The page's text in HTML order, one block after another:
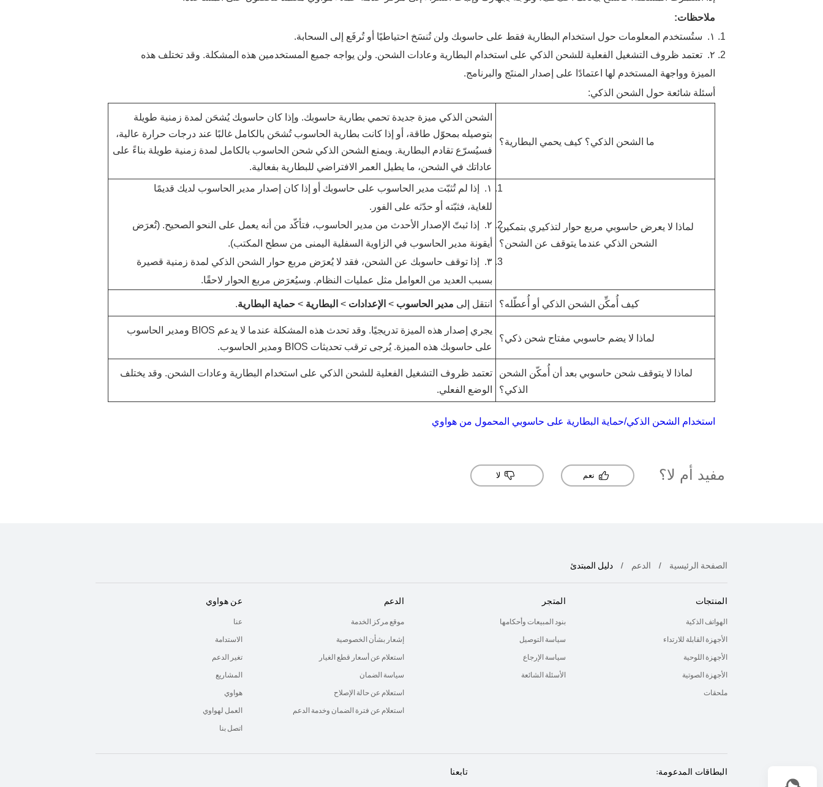
ملاحظات:
١.
ستُستخدم المعلومات حول استخدام البطارية فقط على حاسوبك ولن تُنسَخ احتياطيًا أو تُرفَع إلى السحابة.
٢.
تعتمد ظروف التشغيل الفعلية للشحن الذكي على استخدام البطارية وعادات الشحن. ولن يواجه جميع المستخدمين هذه المشكلة. وقد تختلف هذه
الميزة وواجهة المستخدم لها اعتمادًا على إصدار المنتَج والبرنامج.
أسئلة شائعة حول الشحن الذكي:
ما الشحن الذكي؟ كيف يحمي البطارية؟
الشحن الذكي ميزة جديدة تحمي بطارية حاسوبك. وإذا كان حاسوبك يُشحَن لمدة زمنية طويلة
بتوصيله بمحوّل طاقة، أو إذا كانت بطارية الحاسوب تُشحَن بالكامل غالبًا عند درجات حرارة عالية،
فسيُسرّع تقادم البطارية. ويمنع الشحن الذكي شحن الحاسوب بالكامل لمدة زمنية طويلة بناءً على
عاداتك في الشحن، ما يطيل العمر الافتراضي للبطارية بفعالية.
لماذا لا يعرض حاسوبي مربع حوار لتذكيري بتمكين
الشحن الذكي عندما يتوقف عن الشحن؟
١.
إذا لم تُثبّت مدير الحاسوب على حاسوبك أو إذا كان إصدار مدير الحاسوب لديك قديمًا
للغاية، فثبّته أو حدّثه على الفور.
٢.
إذا ثبتّ الإصدار الأحدث من مدير الحاسوب، فتأكّد من أنه يعمل على النحو الصحيح. (تُعرَض
أيقونة مدير الحاسوب في الزاوية السفلية اليمنى من سطح المكتب).
٣.
إذا توقف حاسوبك عن الشحن، فقد لا يُعرَض مربع حوار الشحن الذكي لمدة زمنية قصيرة
بسبب العديد من العوامل مثل عمليات النظام. وسيُعرَض مربع الحوار لاحقًا.
كيف أُمكِّن الشحن الذكي أو أُعطّله؟ انتقل إلى مدير الحاسوب > الإعدادات > البطارية > حماية البطارية.
لماذا لا يضم حاسوبي مفتاح شحن ذكي؟
يجري إصدار هذه الميزة تدريجيًا. وقد تحدث هذه المشكلة عندما لا يدعم BIOS ومدير الحاسوب
على حاسوبك هذه الميزة. يُرجى ترقب تحديثات BIOS ومدير الحاسوب.
لماذا لا يتوقف شحن حاسوبي بعد أن أُمكّن الشحن
الذكي؟
تعتمد ظروف التشغيل الفعلية للشحن الذكي على استخدام البطارية وعادات الشحن. وقد يختلف
الوضع الفعلي.
استخدام الشحن الذكي/حماية البطارية على حاسوبي المحمول من هواوي
مفيد أم لا؟ نعم لا
الصفحة الرئيسية الدعم دليل المبتدئ
المنتجات
الهواتف الذكية
الأجهزة القابلة للارتداء
الأجهزة اللوحية
الأجهزة الصوتية
ملحقات
المتجر
بنود المبيعات وأحكامها
سياسة التوصيل
سياسة الإرجاع
الأسئلة الشائعة
الدعم
موقع مركز الخدمة
إشعار بشأن الخصوصية
استعلام عن أسعار قطع الغيار
سياسة الضمان
استعلام عن حالة الإصلاح
استعلام عن فترة الضمان وخدمة الدعم
عن هواوي
عنا
الاستدامة
تغير الدعم
المشاريع
هواوي
العمل لهواوي
اتصل بنا
البطاقات المدعومة: تابعنا